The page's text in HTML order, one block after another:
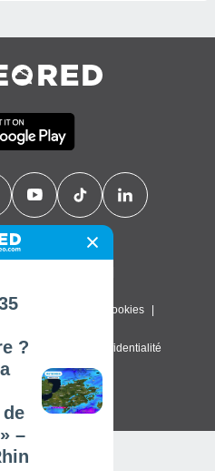
d'utilisation Cookies
Paramètres de confidentialité
Tous droits réservés
?
–